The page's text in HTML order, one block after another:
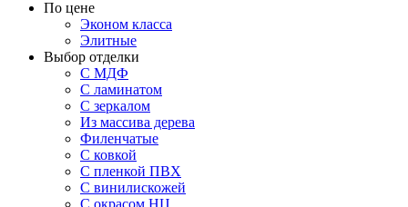
По цене
Эконом класса
Элитные
Выбор отделки
С МДФ
С ламинатом
С зеркалом
Из массива дерева
Филенчатые
С ковкой
С пленкой ПВХ
С винилискожей
С окрасом НЦ